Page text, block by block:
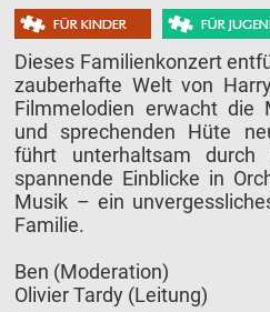
Dieses Familienkonzert
zauberhafte Welt von
Filmmelodien erwacht die
und sprechenden Hüte
führt unterhaltsam
spannende Einblicke in
Musik – ein
Familie.
Ben (Moderation)
Olivier Tardy (Leitung)